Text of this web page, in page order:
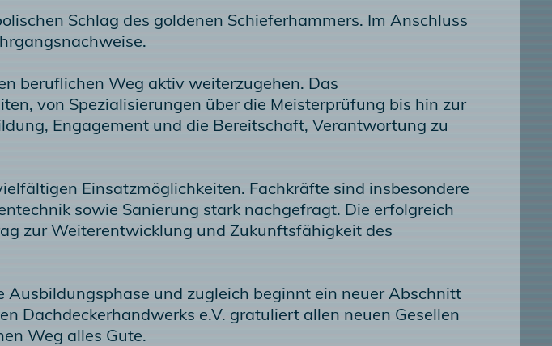
Schlag des goldenen Schieferhammers. Im Anschluss
beruflichen Weg aktiv weiterzugehen. Das
von Spezialisierungen über die Meisterprüfung bis hin zur
Engagement und die Bereitschaft, Verantwortung zu
Einsatzmöglichkeiten. Fachkräfte sind insbesondere
sowie Sanierung stark nachgefragt. Die erfolgreich
zur Weiterentwicklung und Zukunftsfähigkeit des
und zugleich beginnt ein neuer Abschnitt
Dachdeckerhandwerks e.V. gratuliert allen neuen Gesellen
Weg alles Gute.